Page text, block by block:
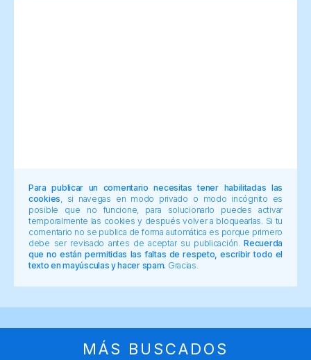
Para publicar un comentario necesitas tener habilitadas las
cookies , si navegas en modo privado o modo incógnito es
posible que no funcione, para solucionarlo puedes activar
temporalmente las cookies y después volver a bloquearlas. Si tu
comentario no se publica de forma automática es porque primero
debe ser revisado antes de aceptar su publicación.Recuerda
que no están permitidas las faltas de respeto, escribir todo el
texto en mayúsculas y hacer spam. Gracias.
MÁS BUSCADOS